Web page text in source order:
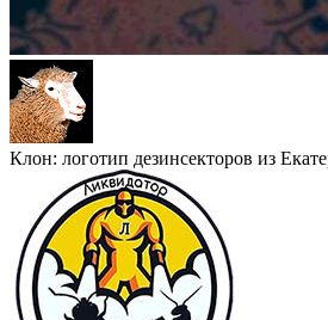
Клон: логотип дезинсекторов из